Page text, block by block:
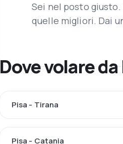
Sei nel posto
quelle migliori. Dai
Dove volare
Pisa - Tirana
Pisa - Catania